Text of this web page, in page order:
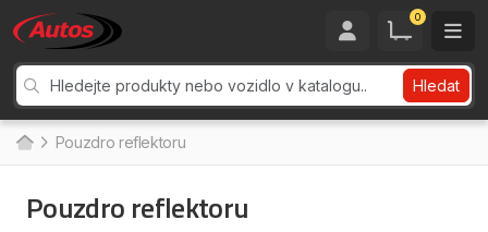
0
Hledat
Pouzdro reflektoru
Pouzdro reflektoru